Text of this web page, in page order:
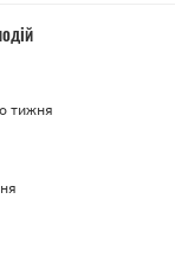
тижня